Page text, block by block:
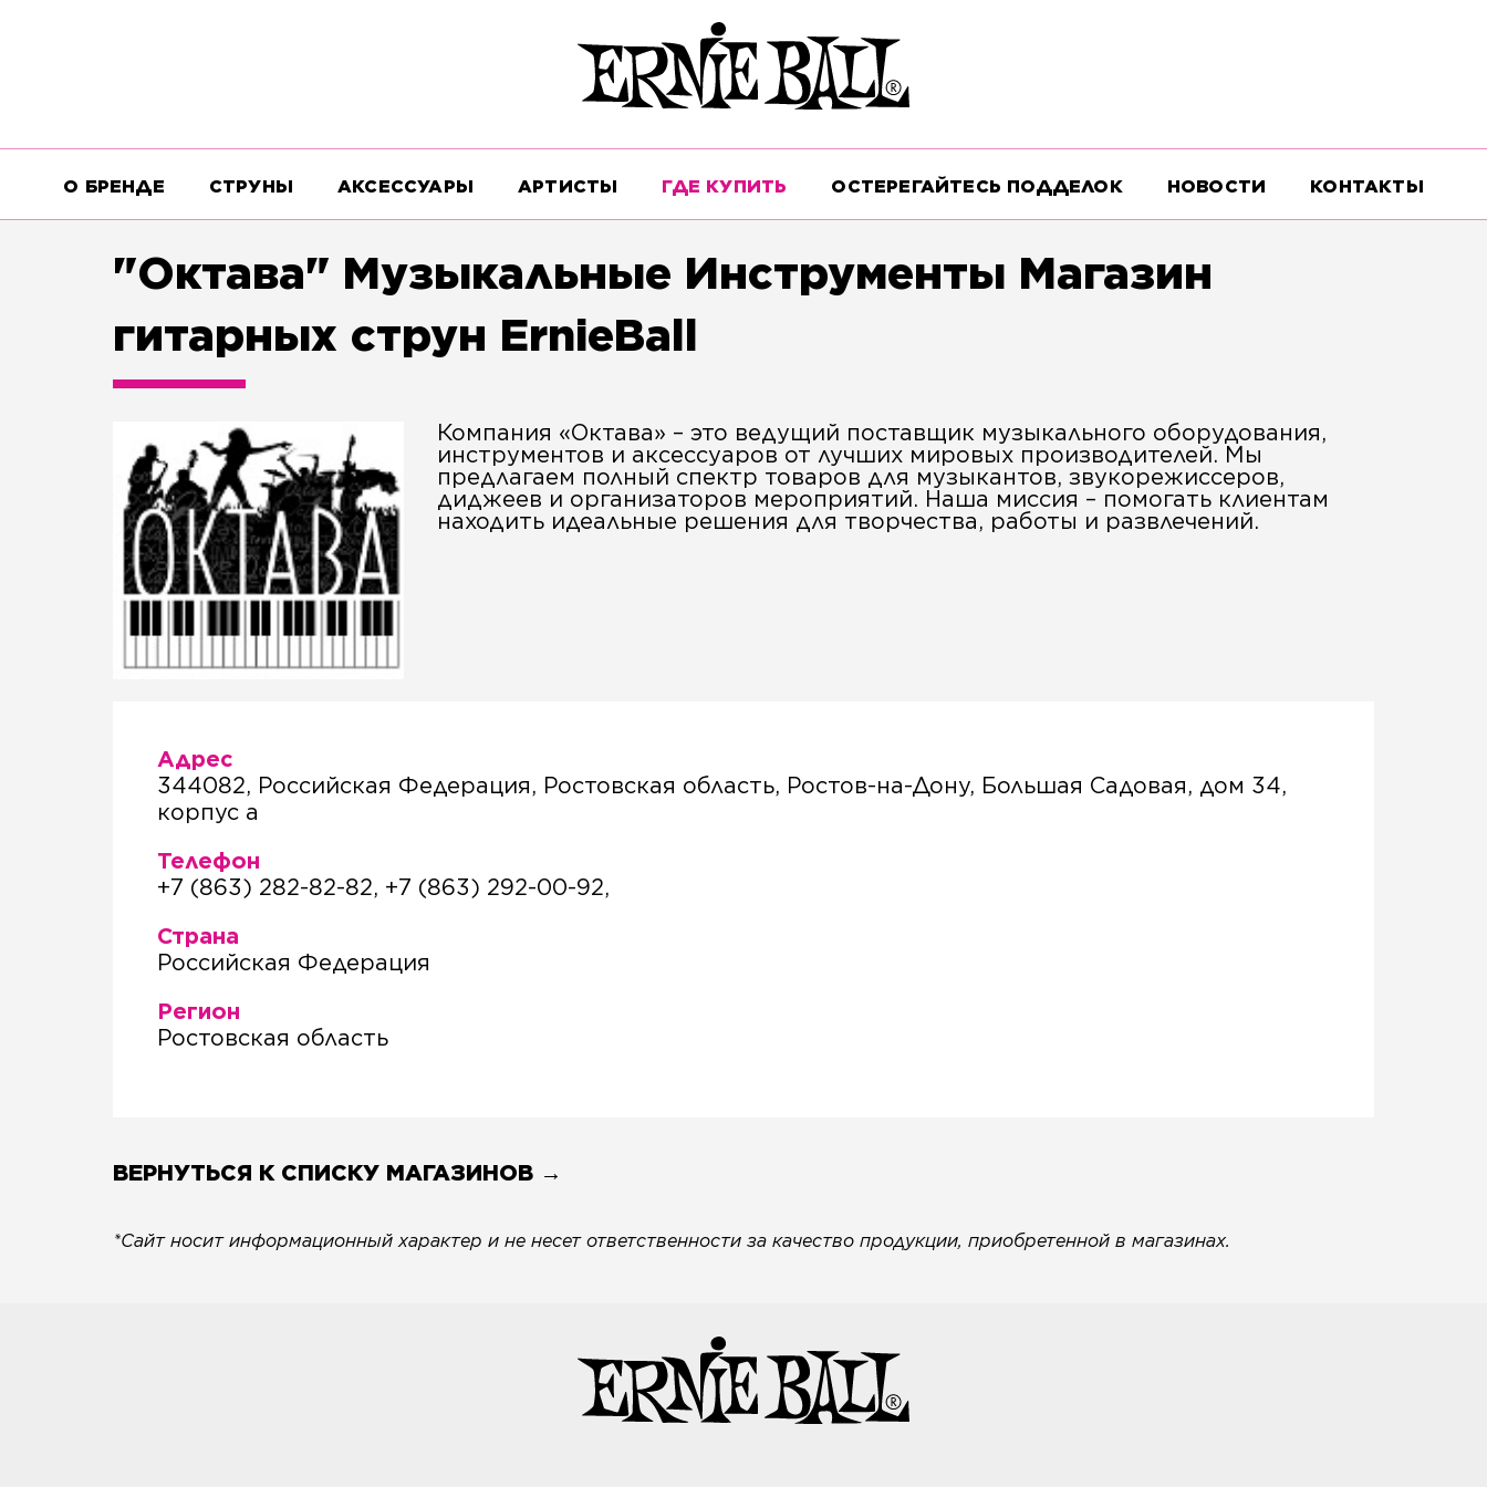
О БРЕНДЕ СТРУНЫ АКСЕССУАРЫ АРТИСТЫ ГДЕ КУПИТЬ ОСТЕРЕГАЙТЕСЬ ПОДДЕЛОК НОВОСТИ КОНТАКТЫ
"Октава" Музыкальные Инструменты Магазин
гитарных струн ErnieBall
Компания «Октава» – это ведущий поставщик музыкального оборудования,
инструментов и аксессуаров от лучших мировых производителей. Мы
предлагаем полный спектр товаров для музыкантов, звукорежиссеров,
диджеев и организаторов мероприятий. Наша миссия – помогать клиентам
находить идеальные решения для творчества, работы и развлечений.
Адрес
344082, Российская Федерация, Ростовская область, Ростов-на-Дону, Большая Садовая, дом 34,
корпус а
Телефон
+7 (863) 282-82-82, +7 (863) 292-00-92,
Страна
Российская Федерация
Регион
Ростовская область
ВЕРНУТЬСЯ К СПИСКУ МАГАЗИНОВ →
*Сайт носит информационный характер и не несет ответственности за качество продукции, приобретенной в магазинах.